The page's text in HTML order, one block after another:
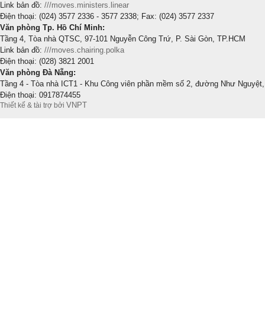
Link bản đồ: ///moves.ministers.linear
Điện thoại: (024) 3577 2336 - 3577 2338; Fax: (024) 3577 2337
Văn phòng Tp. Hồ Chí Minh:
Tầng 4, Tòa nhà QTSC, 97-101 Nguyễn Công Trứ, P. Sài Gòn, TP.HCM
Link bản đồ: ///moves.chairing.polka
Điện thoại: (028) 3821 2001
Văn phòng Đà Nẵng:
Tầng 4 - Tòa nhà ICT1 - Khu Công viên phần mềm số 2, đường Như
Điện thoại: 0917874455
Thiết kế & tài trợ bởi VNPT